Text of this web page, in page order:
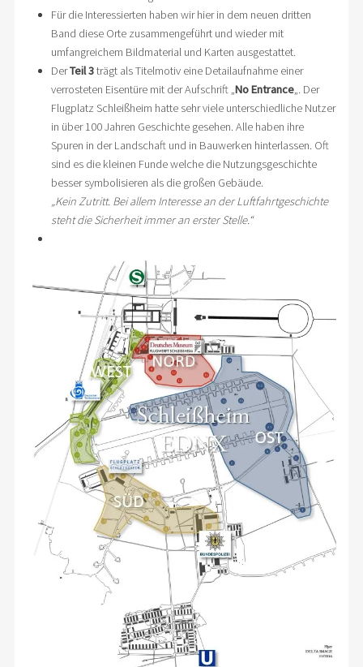
Für die Interessierten haben wir hier in dem neuen dritten
Band diese Orte zusammengeführt und wieder mit
umfangreichem Bildmaterial und Karten ausgestattet.
DerTeil 3trägt als Titelmotiv eine Detailaufnahme einer
verrosteten Eisentüre mit der Aufschrift „No Entrance„. Der
Flugplatz Schleißheim hatte sehr viele unterschiedliche Nutzer
in über 100 Jahren Geschichte gesehen. Alle haben ihre
Spuren in der Landschaft und in Bauwerken hinterlassen. Oft
sind es die kleinen Funde welche die Nutzungsgeschichte
besser symbolisieren als die großen Gebäude.
„Kein Zutritt. Bei allem Interesse an der Luftfahrtgeschichte
steht die Sicherheit immer an erster Stelle.“